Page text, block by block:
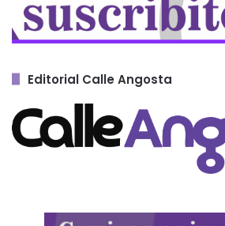
Editorial Calle Angosta